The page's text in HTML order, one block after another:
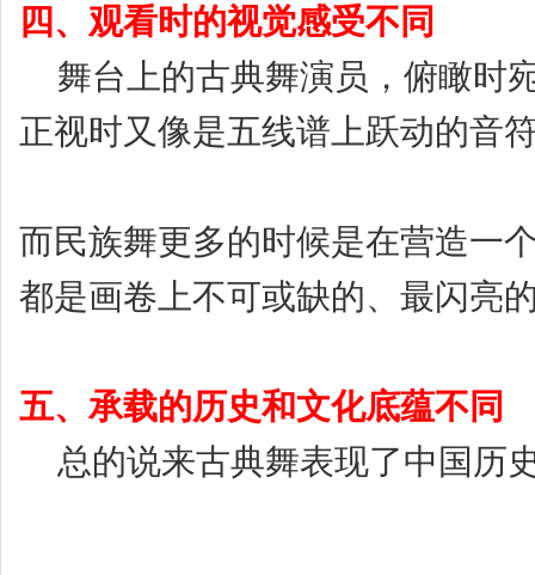
四、观看时的视觉感受不同
舞台上的古典舞演员，俯瞰时
正视时又像是五线谱上跃动的音
而民族舞更多的时候是在营造一
都是画卷上不可或缺的、最闪亮
五、承载的历史和文化底蕴不同
总的说来古典舞表现了中国历